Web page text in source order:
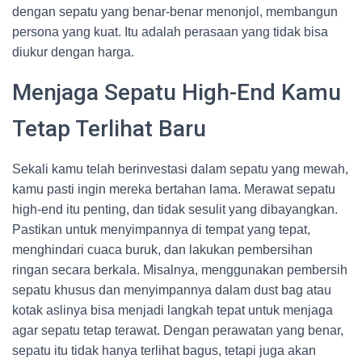
dengan sepatu yang benar-benar menonjol, membangun
persona yang kuat. Itu adalah perasaan yang tidak bisa
diukur dengan harga.
Menjaga Sepatu High-End Kamu
Tetap Terlihat Baru
Sekali kamu telah berinvestasi dalam sepatu yang mewah,
kamu pasti ingin mereka bertahan lama. Merawat sepatu
high-end itu penting, dan tidak sesulit yang dibayangkan.
Pastikan untuk menyimpannya di tempat yang tepat,
menghindari cuaca buruk, dan lakukan pembersihan
ringan secara berkala. Misalnya, menggunakan pembersih
sepatu khusus dan menyimpannya dalam dust bag atau
kotak aslinya bisa menjadi langkah tepat untuk menjaga
agar sepatu tetap terawat. Dengan perawatan yang benar,
sepatu itu tidak hanya terlihat bagus, tetapi juga akan